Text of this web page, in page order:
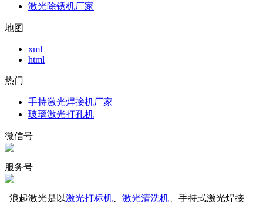
激光除锈机厂家
地图
xml
html
热门
手持激光焊接机厂家
玻璃激光打孔机
微信号
服务号
浪起激光是以激光打标机 激光清洗机 、手持式激光焊接